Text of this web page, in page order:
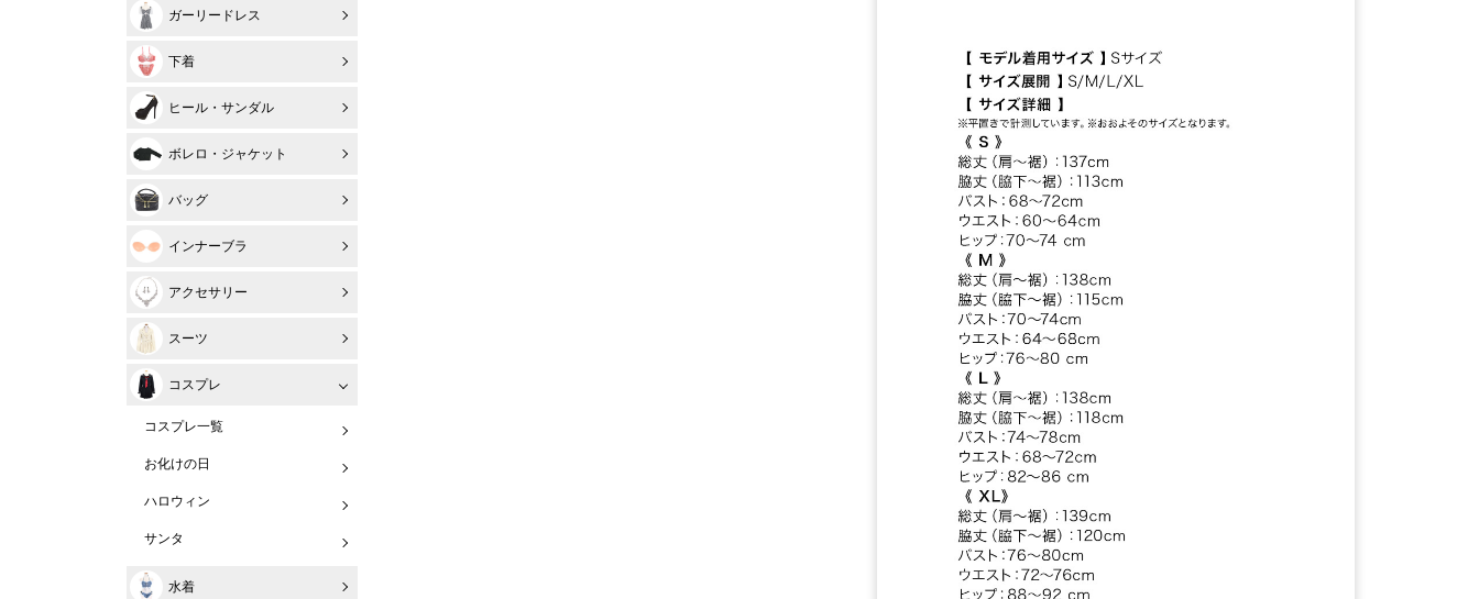
ガーリードレス
下着
ヒール・サンダル
ボレロ・ジャケット
バッグ
インナーブラ
アクセサリー
スーツ
コスプレ
コスプレ一覧
お化けの日
ハロウィン
サンタ
水着